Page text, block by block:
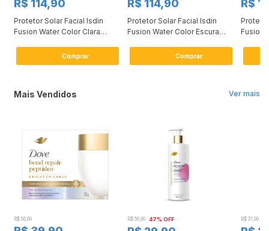
R$ 114,90
Protetor Solar Facial Isdin
Fusion Water Color Clara
Comprar
R$ 114,90
Protetor Solar Facial Isdin
Fusion Water Color Escura
Comprar
R$
Fusion
Ver mais
Mais Vendidos
R$ 56,90 R$ 56,90 47% OFF R$ 31,90